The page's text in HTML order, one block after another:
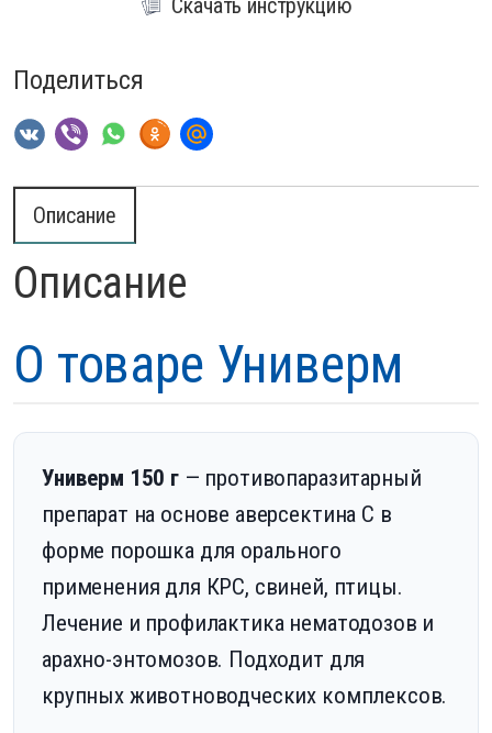
Скачать инструкцию
Поделиться
Описание
Описание
О товаре Универм
Универм 150 г— противопаразитарный
препарат на основе аверсектина С в
форме порошка для орального
применения для КРС, свиней, птицы.
Лечение и профилактика нематодозов и
арахно-энтомозов. Подходит для
крупных животноводческих комплексов.